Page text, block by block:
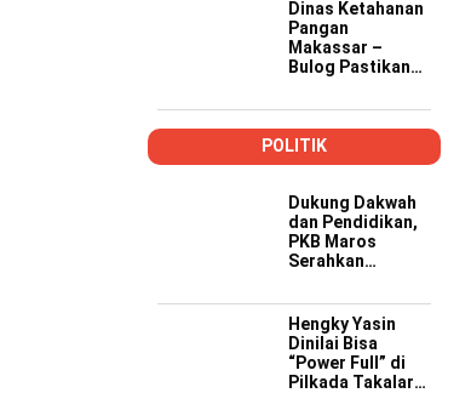
Dinas Ketahanan
Pangan
Makassar –
Bulog Pastikan
Distribusi
Bantuan Pangan
Aman
POLITIK
Dukung Dakwah
dan Pendidikan,
PKB Maros
Serahkan
Operasional ke
Pesantren
Hidayatullah
Hengky Yasin
Dinilai Bisa
“Power Full” di
Pilkada Takalar